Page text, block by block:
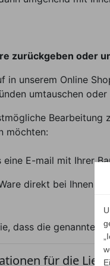
zurückgeben oder
in unserem Online
umtauschen
möchten:
eine E-mail mit Ihrer
direkt bei Ihnen
dass die genannten
für die